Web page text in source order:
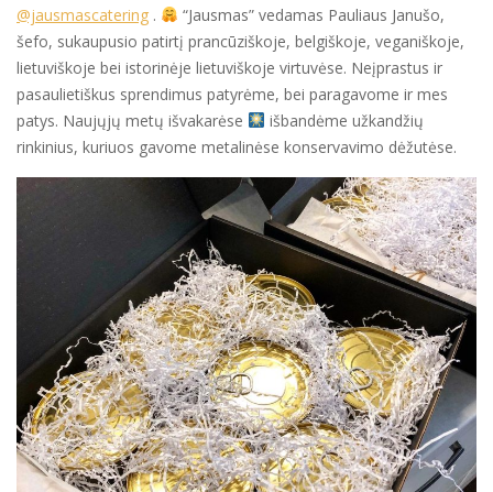
@jausmascatering .
“Jausmas” vedamas Pauliaus Janušo,
šefo, sukaupusio patirtį prancūziškoje, belgiškoje, veganiškoje,
lietuviškoje bei istorinėje lietuviškoje virtuvėse. Neįprastus ir
pasaulietiškus sprendimus patyrėme, bei paragavome ir mes
patys. Naujųjų metų išvakarėse
išbandėme užkandžių
rinkinius, kuriuos gavome metalinėse konservavimo dėžutėse.